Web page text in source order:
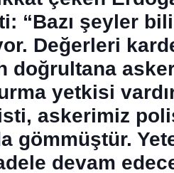
“Bazı şeyler
Değerleri
doğrultana
yetkisi
askerimiz
gömmüştür.
devam